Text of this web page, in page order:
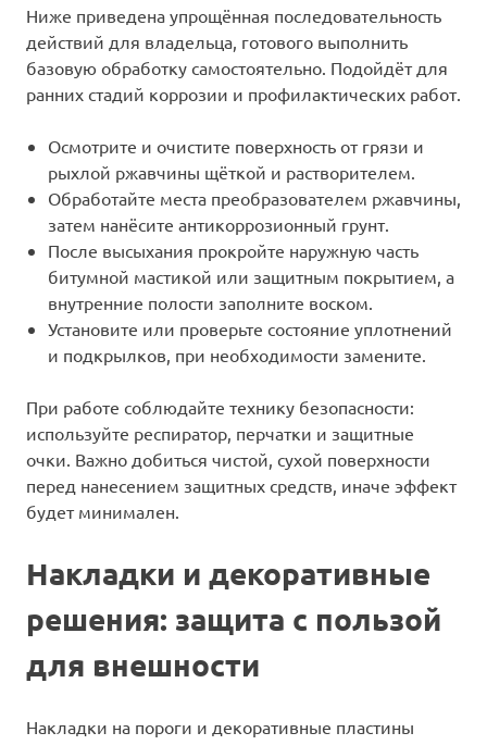
Ниже приведена упрощённая последовательность
действий для владельца, готового выполнить
базовую обработку самостоятельно. Подойдёт для
ранних стадий коррозии и профилактических работ.
Осмотрите и очистите поверхность от грязи и
рыхлой ржавчины щёткой и растворителем.
Обработайте места преобразователем ржавчины,
затем нанёсите антикоррозионный грунт.
После высыхания прокройте наружную часть
битумной мастикой или защитным покрытием, а
внутренние полости заполните воском.
Установите или проверьте состояние уплотнений
и подкрылков, при необходимости замените.
При работе соблюдайте технику безопасности:
используйте респиратор, перчатки и защитные
очки. Важно добиться чистой, сухой поверхности
перед нанесением защитных средств, иначе эффект
будет минимален.
Накладки и декоративные
решения: защита с пользой
для внешности
Накладки на пороги и декоративные пластины